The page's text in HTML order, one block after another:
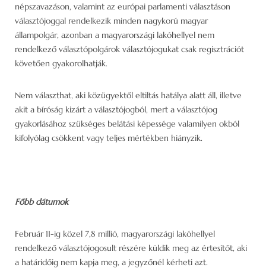
népszavazáson, valamint az európai parlamenti választáson
választójoggal rendelkezik minden nagykorú magyar
állampolgár, azonban a magyarországi lakóhellyel nem
rendelkező választópolgárok választójogukat csak regisztrációt
követően gyakorolhatják.
Nem választhat, aki közügyektől eltiltás hatálya alatt áll, illetve
akit a bíróság kizárt a választójogból, mert a választójog
gyakorlásához szükséges belátási képessége valamilyen okból
kifolyólag csökkent vagy teljes mértékben hiányzik.
Főbb dátumok
Február 11-ig közel 7,8 millió, magyarországi lakóhellyel
rendelkező választójogosult részére küldik meg az értesítőt, aki
a határidőig nem kapja meg, a jegyzőnél kérheti azt.